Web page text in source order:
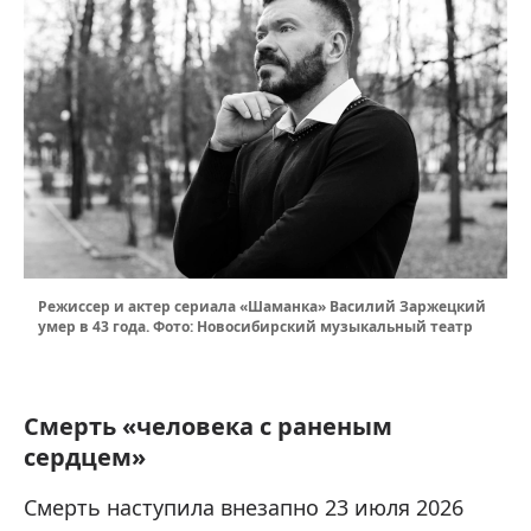
Режиссер и актер сериала «Шаманка» Василий Заржецкий
умер в 43 года. Фото: Новосибирский музыкальный театр
Смерть «человека с раненым
сердцем»
Смерть наступила внезапно 23 июля 2026